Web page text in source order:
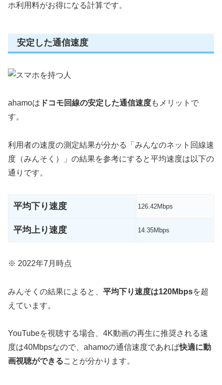
ホ利用料がお得になる計算です。
安定した通信速度
ahamoは ドコモ回線の安定した通信速度もメリットで
す。
利用者の速度の測定結果が分かる「みんなのネット回線速
度（みんそく）」の結果を参考にすると平均速度は以下の
通りです。
平均下り速度 126.42Mbps
平均上り速度 14.35Mbps
※ 2022年7月時点
みんそくの結果によると、 平均下り速度は120Mbpsを超
えています。
YouTubeを視聴する場合、4K動画の再生に推奨される速
度は40Mbpsなので、ahamoの通信速度であれば快適に動
画視聴ができることが分かります。